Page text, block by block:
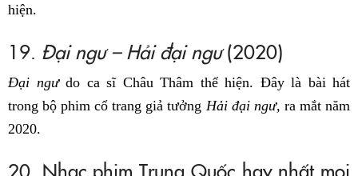
hiện.
19. Đại ngư – Hải đại ngư(2020)
Đại ngưdo ca sĩ Châu Thâm thể hiện. Đây là bài hát
trong bộ phim cổ trang giả tưởng Hải đại ngư, ra mắt năm
2020.
20. Nhạc phim Trung Quốc hay nhất mọi